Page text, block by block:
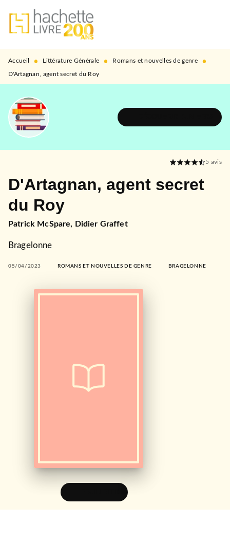
MENU RECHERCHE
PIED DE PAGE
Accueil • Littérature Générale • Romans et nouvelles de genre •
D'Artagnan, agent secret du Roy
5 avis
D'Artagnan, agent secret
du Roy
Patrick McSpare, Didier Graffet
Bragelonne
05/04/2023 ROMANS ET NOUVELLES DE GENRE BRAGELONNE